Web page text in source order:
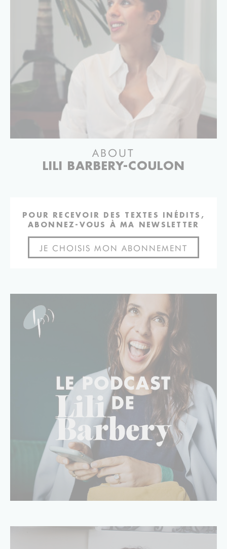
ABOUT
LILI BARBERY-COULON
POUR RECEVOIR DES TEXTES INÉDITS,
ABONNEZ-VOUS À MA NEWSLETTER
JE CHOISIS MON ABONNEMENT